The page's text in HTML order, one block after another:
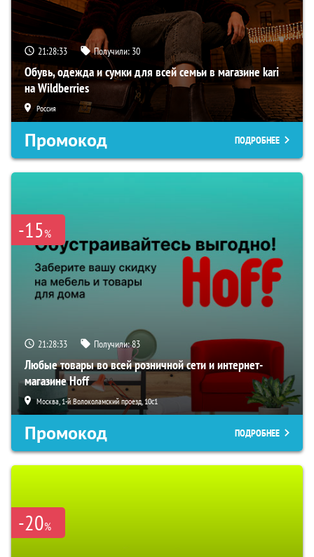
21:28:32 Получили: 30
Обувь, одежда и сумки для всей семьи в магазине kari
на Wildberries
Россия
Промокод ПОДРОБНЕЕ
-15%
21:28:32 Получили:83
Любые товары во всей розничной сети и интернет-
магазине Hoff
Москва, 1-й Волоколамский проезд, 10с1
Промокод ПОДРОБНЕЕ
-20%